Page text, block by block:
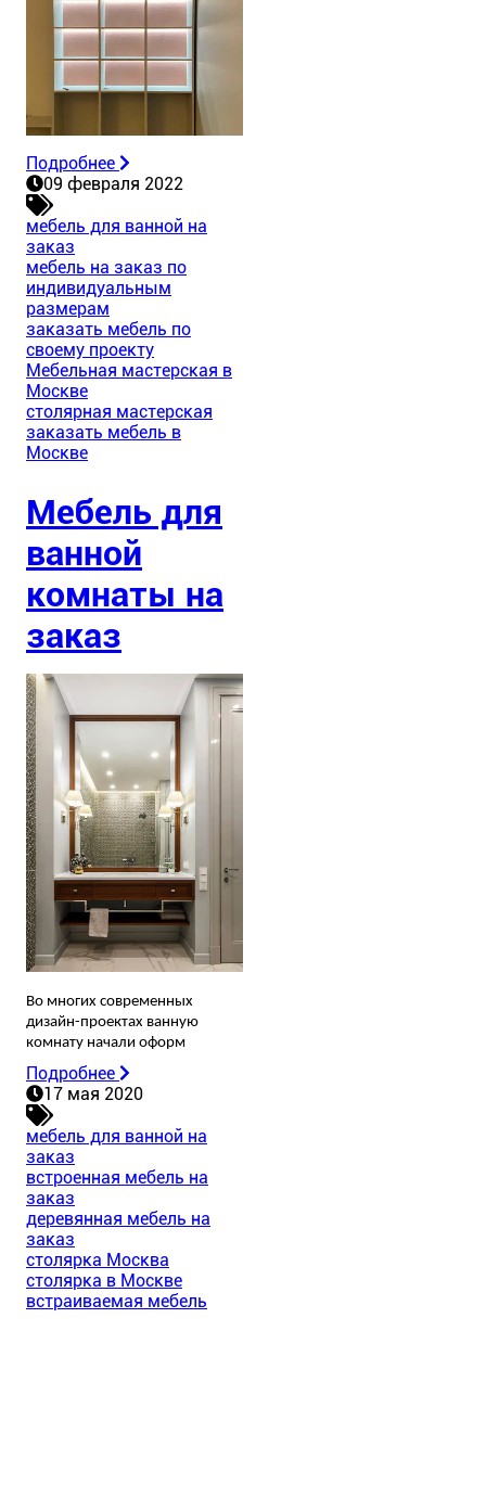
Подробнее
09 февраля 2022
мебель для ванной на
заказ
мебель на заказ по
индивидуальным
размерам
заказать мебель по
своему проекту
Мебельная мастерская в
Москве
столярная мастерская
заказать мебель в
Москве
Мебель для
ванной
комнаты на
заказ
Во многих современных
дизайн-проектах ванную
комнату начали оформ
Подробнее
17 мая 2020
мебель для ванной на
заказ
встроенная мебель на
заказ
деревянная мебель на
заказ
столярка Москва
столярка в Москве
встраиваемая мебель